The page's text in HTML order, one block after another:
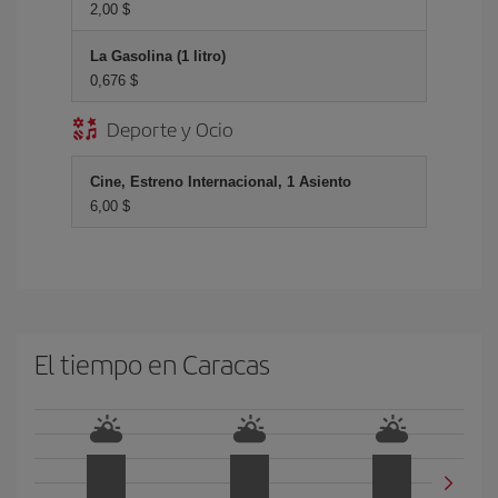
2,00 $
La Gasolina (1 litro)
0,676 $
Deporte y Ocio
Cine, Estreno Internacional, 1 Asiento
6,00 $
El tiempo en Caracas